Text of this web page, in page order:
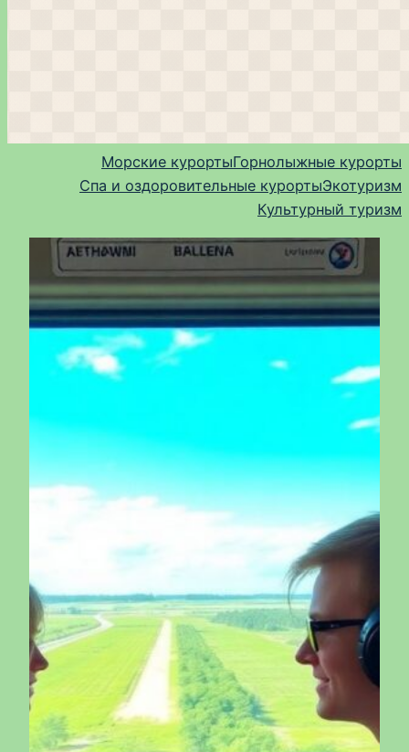
Морские курортыГорнолыжные курорты
Спа и оздоровительные курортыЭкотуризм
Культурный туризм